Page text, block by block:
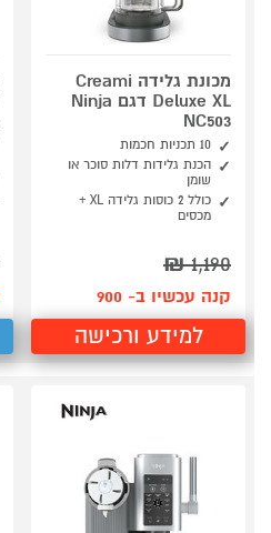
מכונת גלידה Creami
Deluxe XL דגם Ninja
NC503
10 תכניות חכמות
הכנת גלידות דלות סוכר או
שומן
כולל 2 כוסות גלידה XL +
מכסים
1,190
₪
קנה עכשיו ב- 900
למידע ורכישה